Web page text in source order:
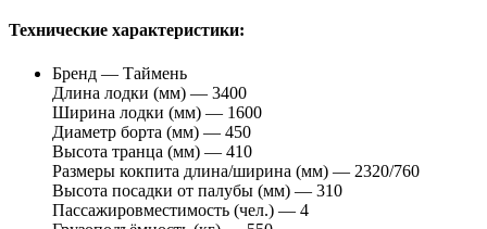
Технические характеристики:
Бренд — Таймень
Длина лодки (мм) — 3400
Ширина лодки (мм) — 1600
Диаметр борта (мм) — 450
Высота транца (мм) — 410
Размеры кокпита длина/ширина (мм) — 2320/760
Высота посадки от палубы (мм) — 310
Пассажировместимость (чел.) — 4